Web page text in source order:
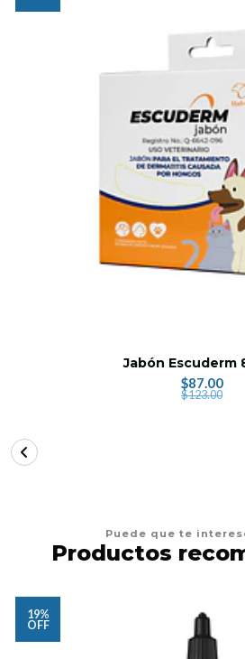
Jabón Escuderm
$87.00
$123.00
Puede que te
Productos
19%
OFF